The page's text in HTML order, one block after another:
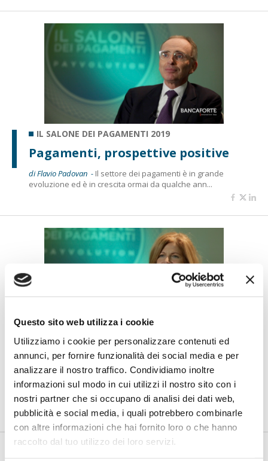
Questo sito web utilizza i cookie
Utilizziamo i cookie per personalizzare contenuti ed
annunci, per fornire funzionalità dei social media e per
analizzare il nostro traffico. Condividiamo inoltre
informazioni sul modo in cui utilizzi il nostro sito con i
nostri partner che si occupano di analisi dei dati web,
pubblicità e social media, i quali potrebbero combinarle
con altre informazioni che hai fornito loro o che hanno
raccolto dal tuo utilizzo dei loro servizi.
IL SALONE DEI PAGAMENTI 2019
Pagamenti, prospettive positive
di Flavio Padovan - Il settore dei pagamenti è in grande
evoluzione ed è in crescita ormai da qualche ann...
IL SALONE DEI PAGAMENTI 2019
VAS, nuovi strumenti di
competizione
di Andreina D'Attolico - Dopo aver accompagnato l'80% del
settore bancario alla compliance alla PSD2 con CBI G...